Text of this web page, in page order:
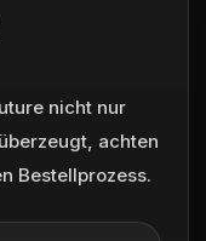
nicht nur
achten
Bestellprozess.